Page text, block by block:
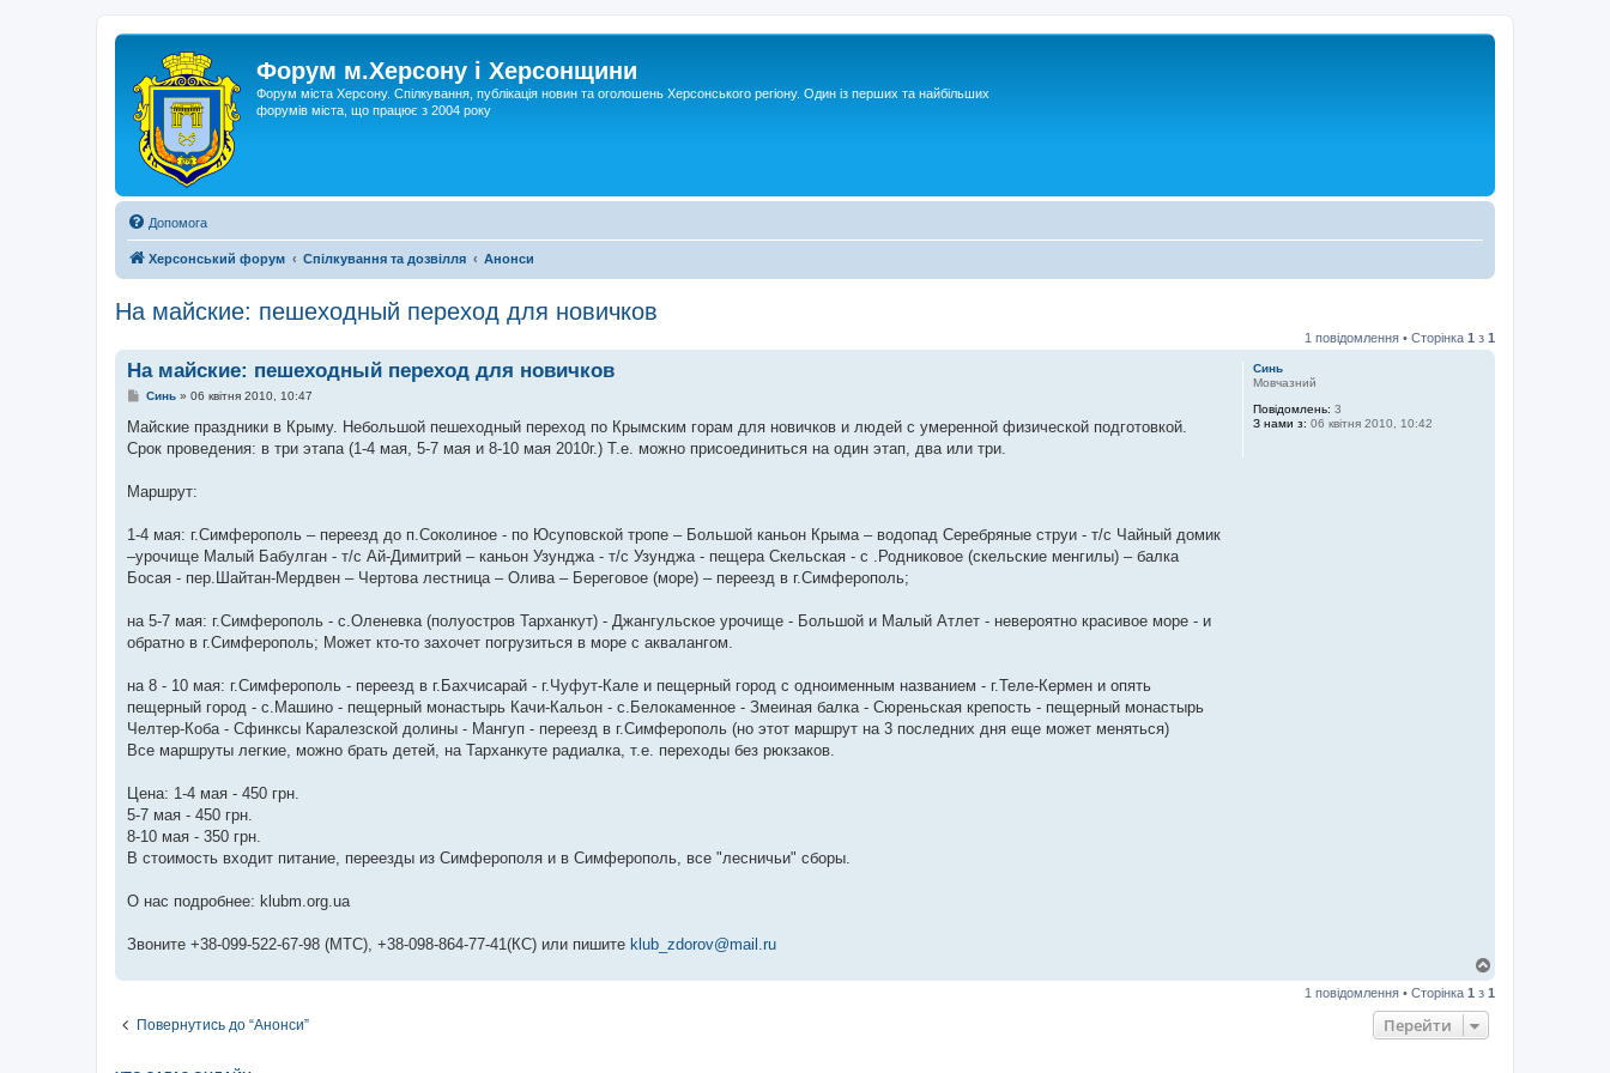
Форум м.Херсону і Херсонщини
Форум міста Херсону. Спілкування, публікація новин та оголошень Херсонського регіону. Один із перших та найбільших
форумів міста, що працює з 2004 року
Допомога
Херсонський форум Спілкування та дозвілля Анонси
На майские: пешеходный переход для новичков
1 повідомлення • Сторінка 1 з 1
Синь
Мовчазний
Повідомлень: 3
З нами з: 06 квітня 2010, 10:42
На майские: пешеходный переход для новичков
П
в
д
л
н
я
Синь» 06 квітня 2010, 10:47
Майские праздники в Крыму. Небольшой пешеходный переход по Крымским горам для новичков и людей с умеренной физической подготовкой.
Срок проведения: в три этапа (1-4 мая, 5-7 мая и 8-10 мая 2010г.) Т.е. можно присоединиться на один этап, два или три.
Маршрут:
1-4 мая: г.Симферополь – переезд до п.Соколиное - по Юсуповской тропе – Большой каньон Крыма – водопад Серебряные струи - т/с Чайный домик
–урочище Малый Бабулган - т/с Ай-Димитрий – каньон Узунджа - т/с Узунджа - пещера Скельская - с .Родниковое (скельские менгилы) – балка
Босая - пер.Шайтан-Мердвен – Чертова лестница – Олива – Береговое (море) – переезд в г.Симферополь;
на 5-7 мая: г.Симферополь - с.Оленевка (полуостров Тарханкут) - Джангульское урочище - Большой и Малый Атлет - невероятно красивое море - и
обратно в г.Симферополь; Может кто-то захочет погрузиться в море с аквалангом.
на 8 - 10 мая: г.Симферополь - переезд в г.Бахчисарай - г.Чуфут-Кале и пещерный город с одноименным названием - г.Теле-Кермен и опять
пещерный город - с.Машино - пещерный монастырь Качи-Кальон - с.Белокаменное - Змеиная балка - Сюреньская крепость - пещерный монастырь
Челтер-Коба - Сфинксы Каралезской долины - Мангуп - переезд в г.Симферополь (но этот маршрут на 3 последних дня еще может меняться)
Все маршруты легкие, можно брать детей, на Тарханкуте радиалка, т.е. переходы без рюкзаков.
Цена: 1-4 мая - 450 грн.
5-7 мая - 450 грн.
8-10 мая - 350 грн.
В стоимость входит питание, переезды из Симферополя и в Симферополь, все "лесничьи" сборы.
О нас подробнее: klubm.org.ua
Звоните +38-099-522-67-98 (МТС), +38-098-864-77-41(КС) или пишите klub_zdorov@mail.ru
г
1 повідомлення • Сторінка 1 з 1
Повернутись до “Анонси” Перейти